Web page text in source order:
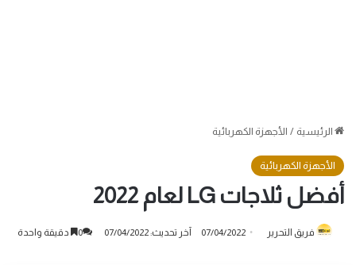
الرئيسية / الأجهزة الكهربائية
الأجهزة الكهربائية
أفضل ثلاجات LG لعام 2022
فريق التحرير 07/04/2022 آخر تحديث: 07/04/2022 0 دقيقة واحدة